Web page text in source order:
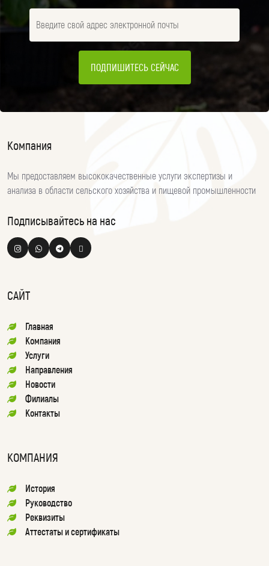
ПОДПИШИТЕСЬ СЕЙЧАС
Компания
Мы предоставляем высококачественные услуги экспертизы и
анализа в области сельского хозяйства и пищевой промышленности
Подписывайтесь на нас
САЙТ
Главная
Компания
Услуги
Направления
Новости
Филиалы
Контакты
КОМПАНИЯ
История
Руководство
Реквизиты
Аттестаты и сертификаты